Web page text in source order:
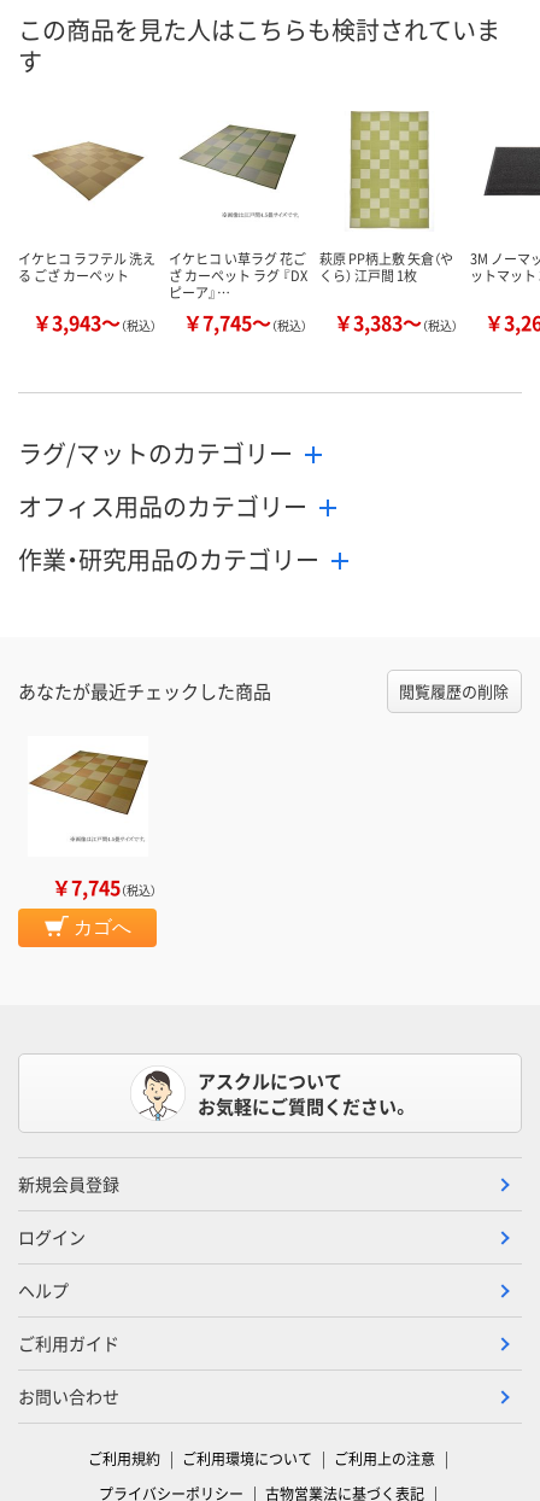
8月24日（月）まで
カゴへ カゴへ
この商品を見た人はこちらも検討されていま
す
イケヒコ ラフテル 洗え
る ござ カーペット
￥3,943～（税込）
イケヒコ い草ラグ 花ご
ざ カーペット ラグ 『DX
ピーア』…
￥7,745～（税込）
萩原 PP柄上敷 矢倉（や
くら） 江戸間 1枚
￥3,383～（税込）
3M ノーマ
ットマット
￥
ラグ/マットのカテゴリー
オフィス用品のカテゴリー
作業・研究用品のカテゴリー
あなたが最近チェックした商品 閲覧履歴の削除
￥7,745（税込）
カゴへ
アスクルについて
お気軽にご質問ください。
新規会員登録
ログイン
ヘルプ
ご利用ガイド
お問い合わせ
ご利用規約 ご利用環境について
ご利用上の注意
プライバシーポリシー
古物営業法に基づく表記